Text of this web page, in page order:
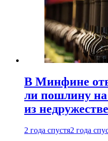
В Минфине
ли пошлину
из
2 года спустя2 года